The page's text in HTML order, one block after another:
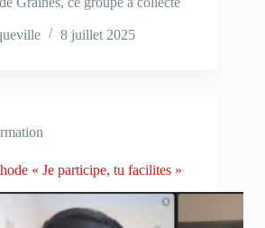
8 juillet 2025
« Je participe, tu facilites »